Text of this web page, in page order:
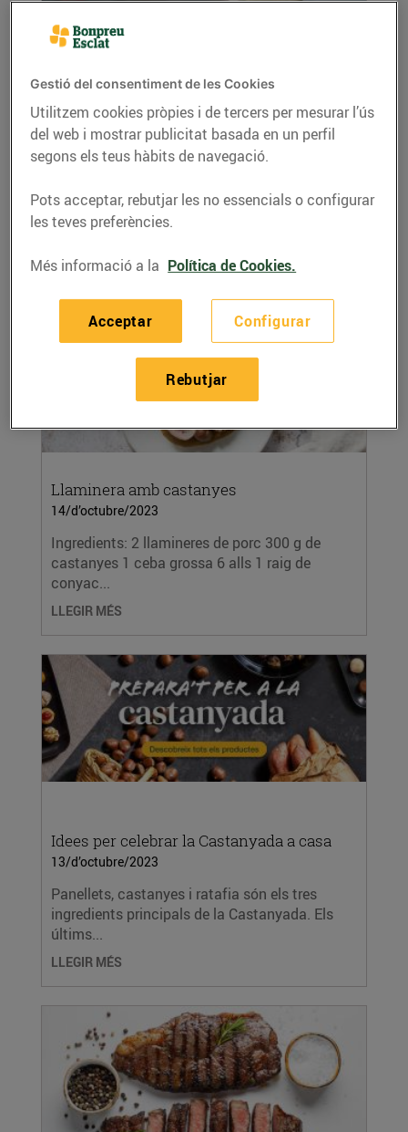
Rap al forn amb gambes
27/d’octubre/2023
Ingredients: 1 cua de rap grossa (1,5 kg,
aprox.) 3 tomàquets de penjar 3...
Llaminera amb castanyes
14/d’octubre/2023
Ingredients: 2 llamineres de porc 300 g de
castanyes 1 ceba grossa 6 alls 1 raig de
conyac...
LLEGIR MÉS
Idees per celebrar la Castanyada a casa
13/d’octubre/2023
Panellets, castanyes i ratafia són els tres
ingredients principals de la Castanyada. Els
últims...
LLEGIR MÉS
Gestió del consentiment de les Cookies
Utilitzem cookies pròpies i de tercers per mesurar l’ús
del web i mostrar publicitat basada en un perfil
segons els teus hàbits de navegació.
Pots acceptar, rebutjar les no essencials o configurar
les teves preferències.
Més informació a la Política de Cookies.
Configurar
Rebutjar
Acceptar